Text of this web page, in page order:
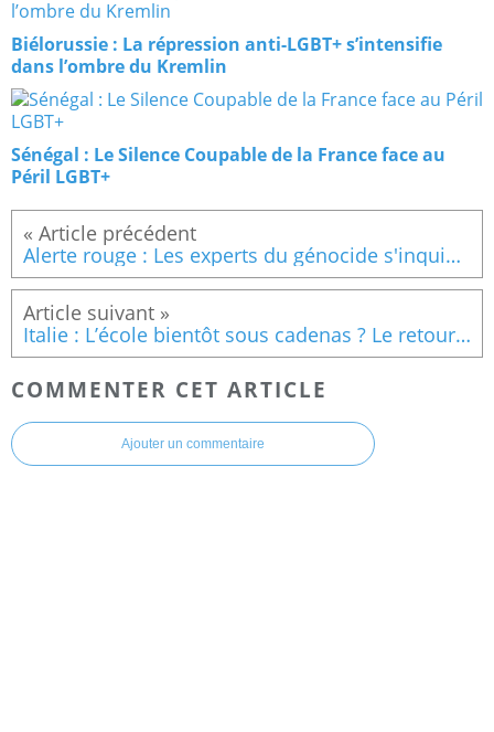
Biélorussie : La répression anti-LGBT+ s’intensifie
dans l’ombre du Kremlin
Sénégal : Le Silence Coupable de la France face au
Péril LGBT+
Alerte rouge : Les experts du génocide s'inquiètent de la persécution des personnes trans aux États-Unis
Italie : L’école bientôt sous cadenas ? Le retour de l’obscurantisme
COMMENTER CET ARTICLE
Ajouter un commentaire